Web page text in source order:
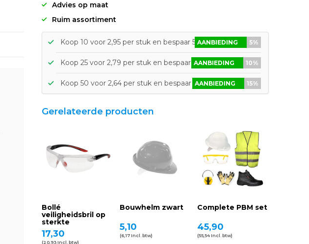
Advies op maat
Ruim assortiment
Koop 10 voor 2,95 per stuk en bespaar 5%AANBIEDING 5%
Koop 25 voor 2,79 per stuk en bespaar 10%AANBIEDING 10%
Koop 50 voor 2,64 per stuk en bespaar 15%AANBIEDING 15%
Gerelateerde producten
Bollé
veiligheidsbril op
sterkte
17,30
(20,93 Incl. btw)
Bouwhelm zwart
5,10
(6,17 Incl. btw)
Complete PBM set
45,90
(55,54 Incl. btw)